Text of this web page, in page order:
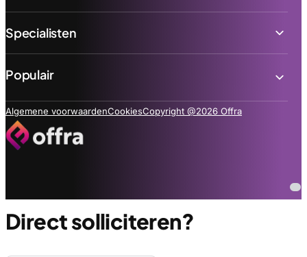
Specialisten
Populair
Algemene voorwaardenCookiesCopyright @2026 Offra
Direct solliciteren?